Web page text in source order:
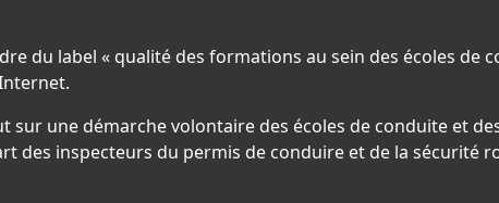
du label « qualité des formations au sein des écoles de
sur une démarche volontaire des écoles de conduite et
des inspecteurs du permis de conduire et de la sécurité